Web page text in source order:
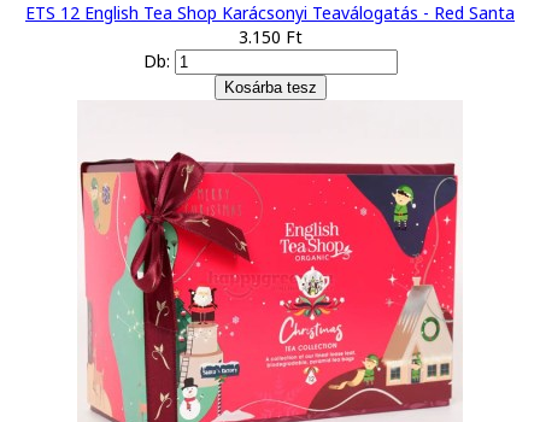
ETS 12 English Tea Shop Karácsonyi Teaválogatás - Red Santa
3.150 Ft
Db: